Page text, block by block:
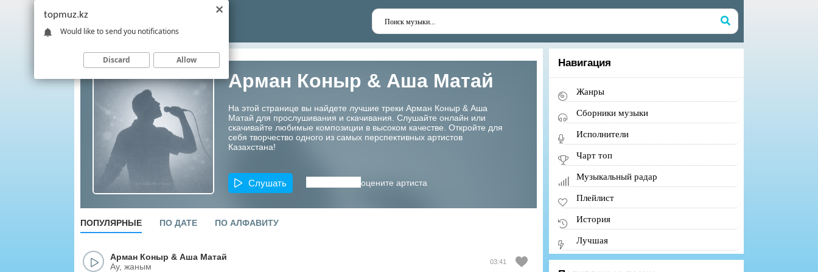
Арман Коныр & Аша Матай
На этой странице вы найдете лучшие треки Арман Коныр & Аша
Матай для прослушивания и скачивания. Слушайте онлайн или
скачивайте любимые композиции в высоком качестве. Откройте для
себя творчество одного из самых перспективных артистов
Казахстана!
Слушать оцените артиста
ПОПУЛЯРНЫЕ ПО ДАТЕ ПО АЛФАВИТУ
Арман Коныр & Аша Матай
Ау, жаным
03:41
Навигация
Жанры
Сборники музыки
Исполнители
Чарт топ
Музыкальный радар
Плейлист
История
Лучшая
topmuz.kz
Would like to send you notifications
Discard Allow